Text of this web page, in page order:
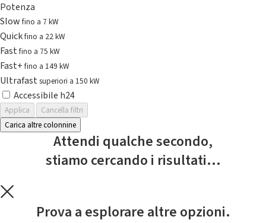
Potenza
Slowfino a 7 kW
Quickfino a 22 kW
Fastfino a 75 kW
Fast+fino a 149 kW
Ultrafast superiori a 150 kW
Accessibile h24
Applica
Cancella filtri
Carica altre colonnine
Attendi qualche secondo,
stiamo cercando i risultati...
Prova a esplorare altre opzioni.